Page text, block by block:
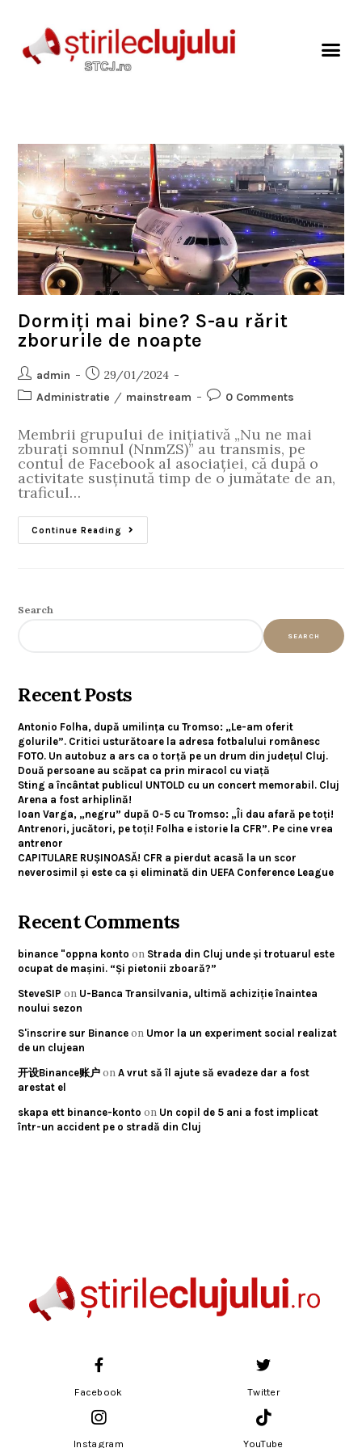
Dormiți mai bine? S-au rărit
zborurile de noapte
admin 29/01/2024
Administratie / mainstream 0 Comments
Membrii grupului de inițiativă „Nu ne mai
zburați somnul (NnmZS)” au transmis, pe
contul de Facebook al asociației, că după o
activitate susținută timp de o jumătate de an,
traficul…
Continue Reading
Search
SEARCH
Recent Posts
Antonio Folha, după umilința cu Tromso: „Le-am oferit
golurile”. Critici usturătoare la adresa fotbalului românesc
FOTO. Un autobuz a ars ca o torță pe un drum din județul Cluj.
Două persoane au scăpat ca prin miracol cu viață
Sting a încântat publicul UNTOLD cu un concert memorabil. Cluj
Arena a fost arhiplină!
Ioan Varga, „negru” după 0-5 cu Tromso: „Îi dau afară pe toți!
Antrenori, jucători, pe toți! Folha e istorie la CFR”. Pe cine vrea
antrenor
CAPITULARE RUȘINOASĂ! CFR a pierdut acasă la un scor
neverosimil și este ca și eliminată din UEFA Conference League
Recent Comments
binance "oppna konto on Strada din Cluj unde și trotuarul este
ocupat de mașini. “Și pietonii zboară?”
SteveSIP on U-Banca Transilvania, ultimă achiziție înaintea
noului sezon
S'inscrire sur Binance on Umor la un experiment social realizat
de un clujean
开设Binance账户 onA vrut să îl ajute să evadeze dar a fost
arestat el
skapa ett binance-konto on Un copil de 5 ani a fost implicat
într-un accident pe o stradă din Cluj
Facebook Twitter
Instagram YouTube